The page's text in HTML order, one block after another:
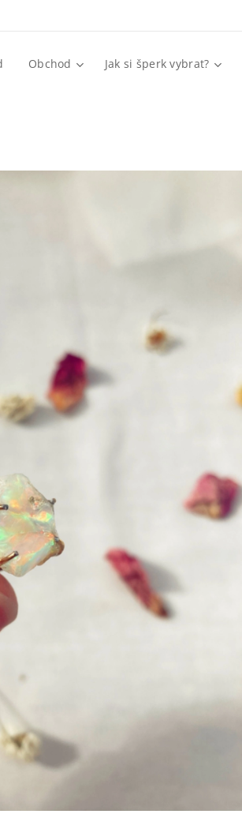
Obchod Jak si šperk vybrat?